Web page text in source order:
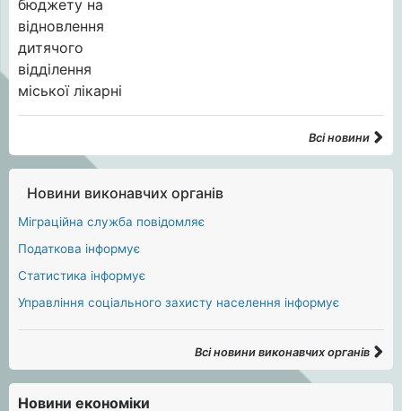
Всі новини
Новини виконавчих органів
Міграційна служба повідомляє
Податкова інформує
Статистика інформує
Управління соціального захисту населення інформує
Всі новини виконавчих органів
Новини економіки